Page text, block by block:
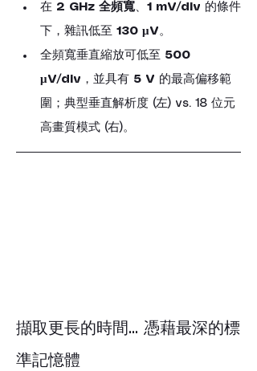
在 2 GHz 全頻寬 1 mV/div 的條件
下，雜訊低至 130 μV 。
全頻寬垂直縮放可低至 500
μV/div ，並具有 5 V 的最高偏移範
圍；典型垂直解析度 (左) vs. 18 位元
高畫質模式 (右)。
擷取更長的時間... 憑藉最深的標
準記憶體